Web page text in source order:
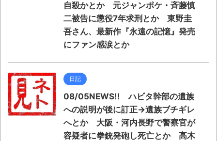
自殺かとか 元ジャンポケ・斉藤慎
二被告に懲役7年求刑とか 東野圭
吾さん、最新作『永遠の記憶』発売
にファン感涙とか
日記
08/05NEWS!! ハビタ幹部の遺族
への説明が後に訂正→遺族ブチギレ
へとか 大阪・河内長野で警察官が
容疑者に拳銃発砲し死亡とか 高木